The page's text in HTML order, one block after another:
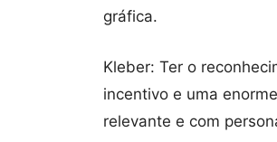
gráfica.
Kleber: Ter o
incentivo e uma
relevante e com